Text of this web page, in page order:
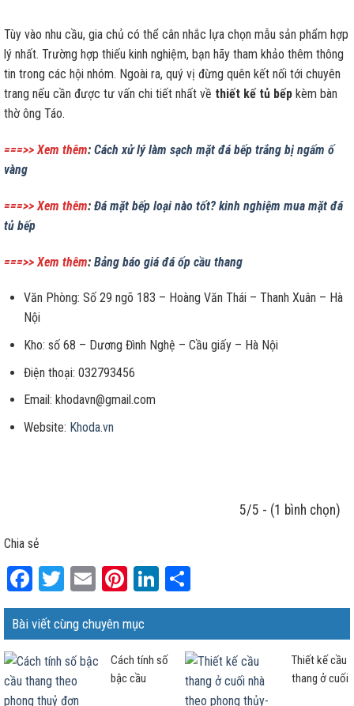
Tùy vào nhu cầu, gia chủ có thể cân nhắc lựa chọn mẫu sản phẩm hợp
lý nhất. Trường hợp thiếu kinh nghiệm, bạn hãy tham khảo thêm thông
tin trong các hội nhóm. Ngoài ra, quý vị đừng quên kết nối tới chuyên
trang nếu cần được tư vấn chi tiết nhất về thiết kế tủ bếp kèm bàn
thờ ông Táo.
===>> Xem thêm: Cách xử lý làm sạch mặt đá bếp trắng bị ngấm ố
vàng
===>> Xem thêm: Đá mặt bếp loại nào tốt? kinh nghiệm mua mặt đá
tủ bếp
===>> Xem thêm: Bảng báo giá đá ốp cầu thang
Văn Phòng: Số 29 ngõ 183 – Hoàng Văn Thái – Thanh Xuân – Hà
Nội
Kho: số 68 – Dương Đình Nghệ – Cầu giấy – Hà Nội
Điện thoại: 032793456
Email: khodavn@gmail.com
Website: Khoda.vn
5/5 - (1 bình chọn)
Chia sẻ
Facebook
Twitter
EmailPinterest
LinkedIn
Bài viết cùng chuyên mục
Cách tính số
bậc cầu
Thiết kế cầu
thang ở cuối